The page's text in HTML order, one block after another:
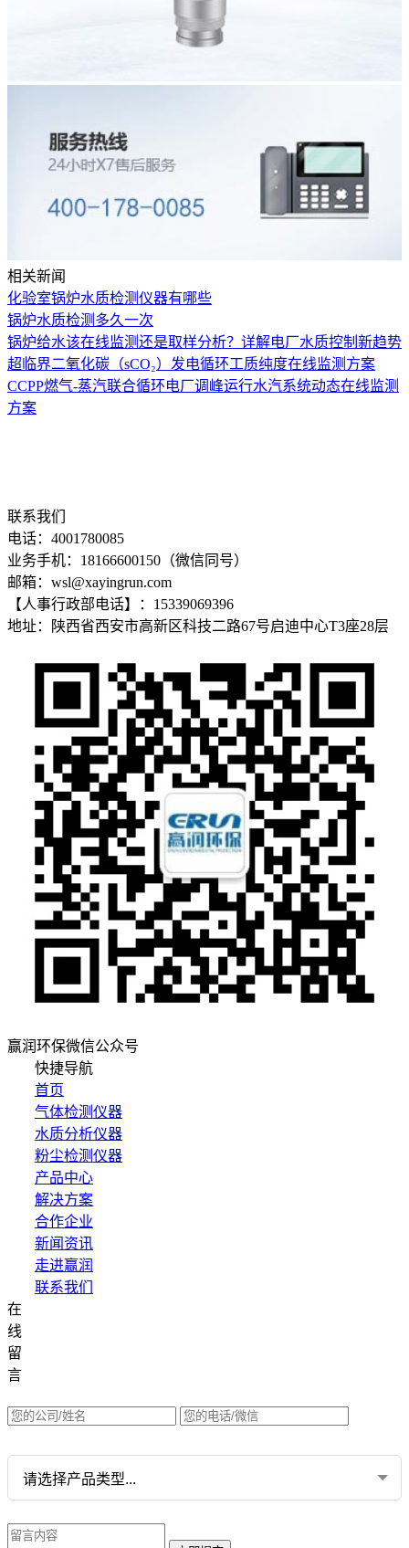
相关新闻
化验室锅炉水质检测仪器有哪些
锅炉水质检测多久一次
锅炉给水该在线监测还是取样分析？详解电厂水质控制新趋势
超临界二氧化碳（sCO₂）发电循环工质纯度在线监测方案
CCPP燃气-蒸汽联合循环电厂调峰运行水汽系统动态在线监测
方案
联系我们
电话：4001780085
业务手机：18166600150（微信同号）
邮箱：wsl@xayingrun.com
【人事行政部电话】：15339069396
地址：陕西省西安市高新区科技二路67号启迪中心T3座28层
赢润环保微信公众号
快捷导航
首页
气体检测仪器
水质分析仪器
粉尘检测仪器
产品中心
解决方案
合作企业
新闻资讯
走进赢润
联系我们
在
线
留
言